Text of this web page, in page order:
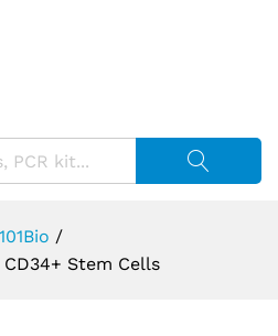
101Bio /
Stem Cells